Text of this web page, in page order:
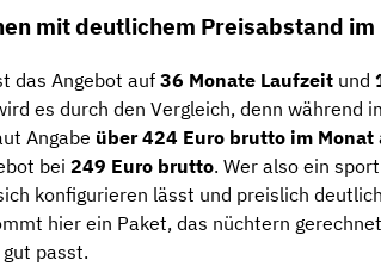
mit deutlichem Preisabstand
das Angebot auf36 Monate Laufzeit und
es durch den Vergleich, denn während
Angabe über 424 Euro brutto im Monat
bei 249 Euro brutto. Wer also ein
konfigurieren lässt und preislich
hier ein Paket, das nüchtern
passt.